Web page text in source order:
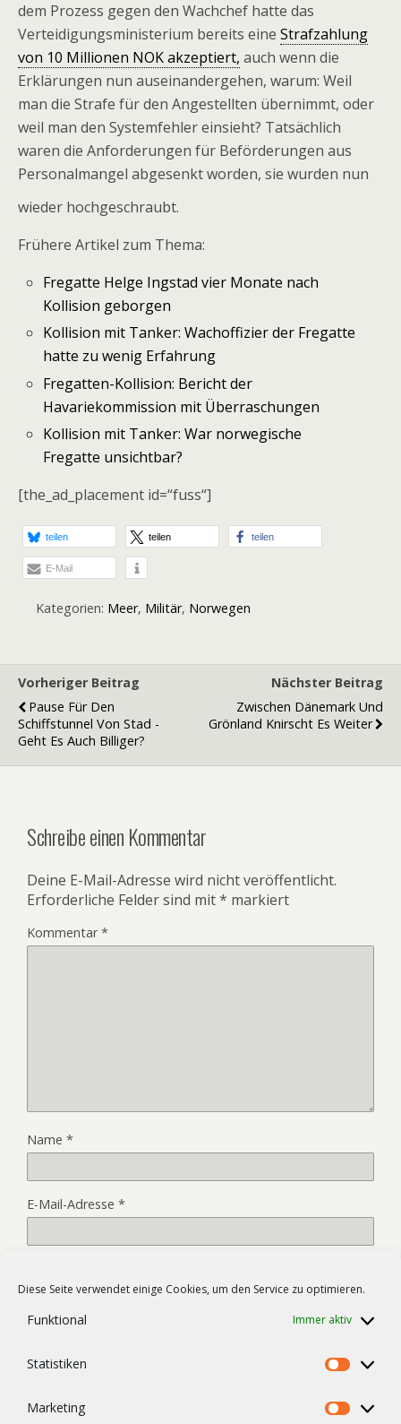
Diese Seite verwendet einige Cookies, um den Service zu optimieren.
Funktional Immer aktiv
Statistiken
Marketing
dem Prozess gegen den Wachchef hatte das
Verteidigungsministerium bereits eine Strafzahlung
von 10 Millionen NOK akzeptiert, auch wenn die
Erklärungen nun auseinandergehen, warum: Weil
man die Strafe für den Angestellten übernimmt, oder
weil man den Systemfehler einsieht? Tatsächlich
waren die Anforderungen für Beförderungen aus
Personalmangel abgesenkt worden, sie wurden nun
wieder hochgeschraubt.
Frühere Artikel zum Thema:
Fregatte Helge Ingstad vier Monate nach
Kollision geborgen
Kollision mit Tanker: Wachoffizier der Fregatte
hatte zu wenig Erfahrung
Fregatten-Kollision: Bericht der
Havariekommission mit Überraschungen
Kollision mit Tanker: War norwegische
Fregatte unsichtbar?
[the_ad_placement id=“fuss“]
teilen teilen teilen
E-Mail
Kategorien: Meer, Militär, Norwegen
Vorheriger Beitrag
Pause Für Den
Schiffstunnel Von Stad -
Geht Es Auch Billiger?
Nächster Beitrag
Zwischen Dänemark Und
Grönland Knirscht Es Weiter
Schreibe einen Kommentar
Deine E-Mail-Adresse wird nicht veröffentlicht.
Erforderliche Felder sind mit* markiert
Kommentar*
Name *
E-Mail-Adresse *
meinen nächsten Kommentar speichern.